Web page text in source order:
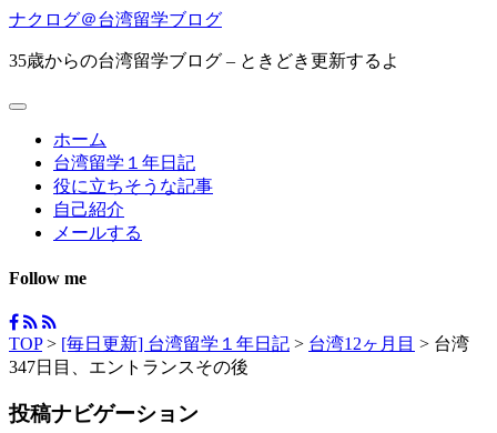
ナクログ＠台湾留学ブログ
35歳からの台湾留学ブログ – ときどき更新するよ
ホーム
台湾留学１年日記
役に立ちそうな記事
自己紹介
メールする
Follow me
TOP> [毎日更新] 台湾留学１年日記 > 台湾12ヶ月目 > 台湾
347日目、エントランスその後
投稿ナビゲーション